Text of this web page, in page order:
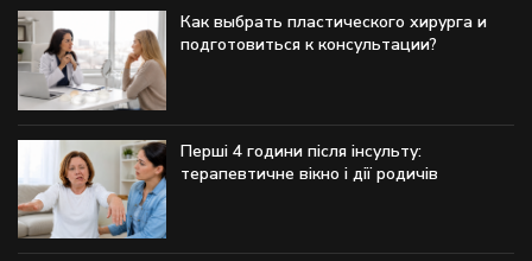
Как выбрать пластического хирурга и
подготовиться к консультации?
Перші 4 години після інсульту:
терапевтичне вікно і дії родичів